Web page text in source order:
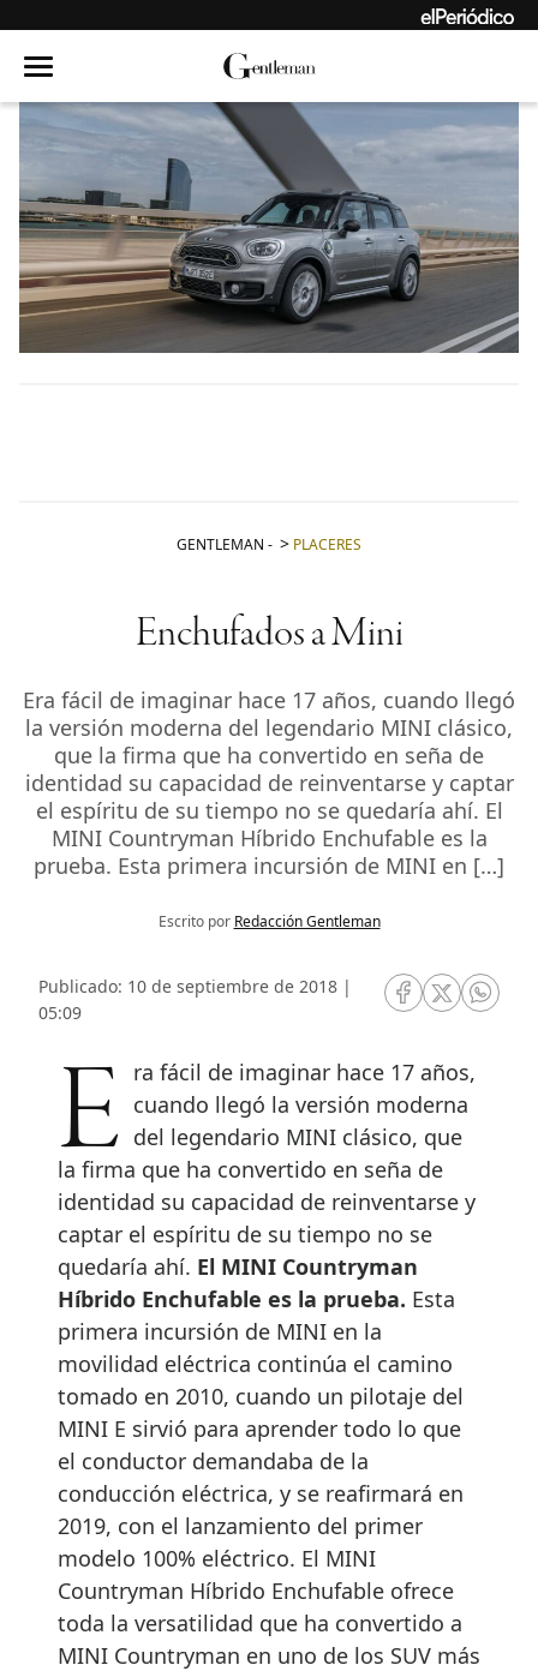
GENTLEMAN - PLACERES
Enchufados a Mini
Era fácil de imaginar hace 17 años, cuando llegó
la versión moderna del legendario MINI clásico,
que la firma que ha convertido en seña de
identidad su capacidad de reinventarse y captar
el espíritu de su tiempo no se quedaría ahí. El
MINI Countryman Híbrido Enchufable es la
prueba. Esta primera incursión de MINI en […]
Escrito por Redacción Gentleman
Publicado: 10 de septiembre de 2018 |
05:09
RRSS Facebook
RRSSRRSS
Era fácil de imaginar hace 17 años, cuando llegó la versión moderna
del legendario MINI clásico, que
la firma que ha convertido en seña de
identidad su capacidad de reinventarse y
captar el espíritu de su tiempo no se
quedaría ahí. El MINI Countryman
Híbrido Enchufable es la prueba. Esta
primera incursión de MINI en la
movilidad eléctrica continúa el camino
tomado en 2010, cuando un pilotaje del
MINI E sirvió para aprender todo lo que
el conductor demandaba de la
conducción eléctrica, y se reafirmará en
2019, con el lanzamiento del primer
modelo 100% eléctrico. El MINI
Countryman Híbrido Enchufable ofrece
toda la versatilidad que ha convertido a
MINI Countryman en uno de los SUV más